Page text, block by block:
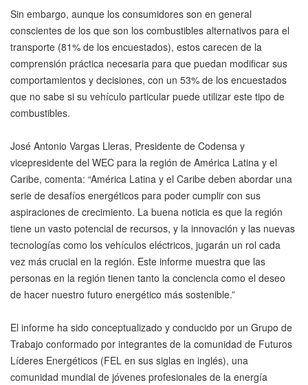
Sin embargo, aunque los consumidores son en general
conscientes de los que son los combustibles alternativos para el
transporte (81% de los encuestados), estos carecen de la
comprensión práctica necesaria para que puedan modificar sus
comportamientos y decisiones, con un 53% de los encuestados
que no sabe si su vehículo particular puede utilizar este tipo de
combustibles.
José Antonio Vargas Lleras, Presidente de Codensa y
vicepresidente del WEC para la región de América Latina y el
Caribe, comenta: “América Latina y el Caribe deben abordar una
serie de desafíos energéticos para poder cumplir con sus
aspiraciones de crecimiento. La buena noticia es que la región
tiene un vasto potencial de recursos, y la innovación y las nuevas
tecnologías como los vehículos eléctricos, jugarán un rol cada
vez más crucial en la región. Este informe muestra que las
personas en la región tienen tanto la conciencia como el deseo
de hacer nuestro futuro energético más sostenible.”
El informe ha sido conceptualizado y conducido por un Grupo de
Trabajo conformado por integrantes de la comunidad de Futuros
Líderes Energéticos (FEL en sus siglas en inglés), una
comunidad mundial de jóvenes profesionales de la energía